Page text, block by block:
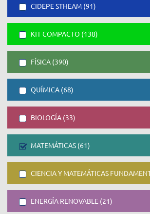
CIDEPE STHEAM (91)
KIT COMPACTO (138)
FÍSICA (390)
QUÍMICA (68)
BIOLOGÍA (33)
MATEMÁTICAS (61)
CIENCIA Y MATEMÁTICAS
ENERGÍA RENOVABLE (21)